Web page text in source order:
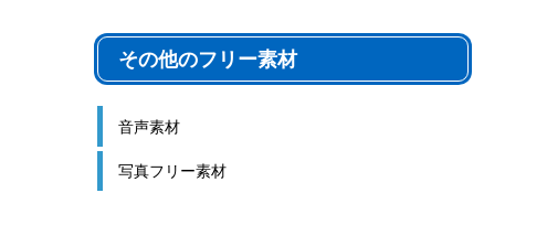
その他のフリー素材
音声素材
写真フリー素材